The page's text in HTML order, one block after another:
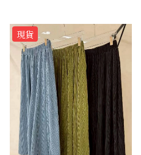
現貨